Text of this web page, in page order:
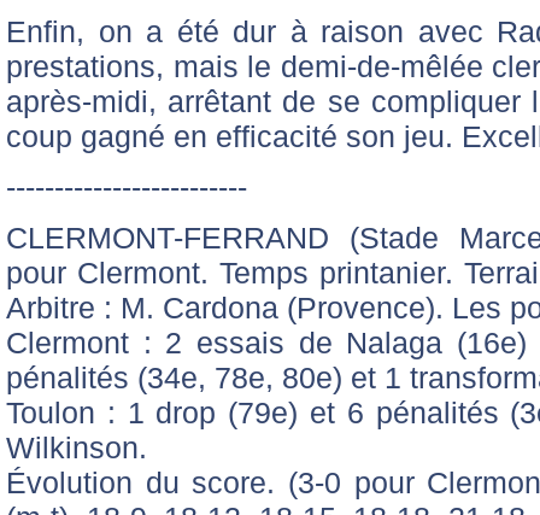
Enfin, on a été dur à raison avec
prestations, mais le demi-de-mêlée
après-midi, arrêtant de se
coup gagné en efficacité son jeu.
-------------------------
CLERMONT-FERRAND (Stade
pour Clermont. Temps printanier.
Arbitre : M. Cardona (Provence). Les
Clermont : 2 essais de Nalaga
pénalités (34e, 78e, 80e) et 1
Toulon : 1 drop (79e) et 6 pénalités
Wilkinson.
Évolution du score. (3-0 pour